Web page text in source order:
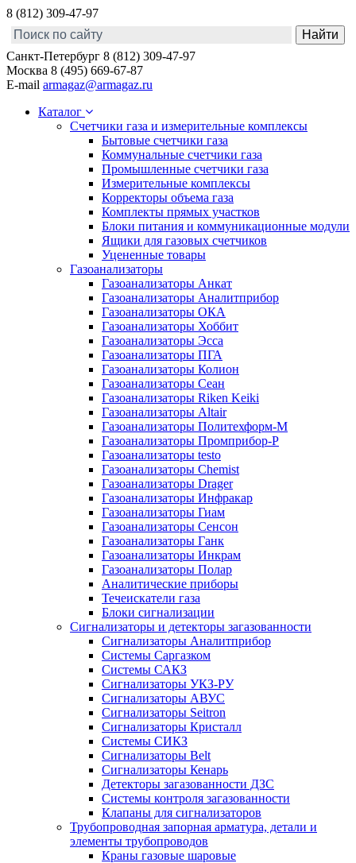
8 (812) 309-47-97
Санкт-Петербург 8 (812) 309-47-97
Москва 8 (495) 669-67-87
E-mail armagaz@armagaz.ru
Каталог
Счетчики газа и измерительные комплексы
Бытовые счетчики газа
Коммунальные счетчики газа
Промышленные счетчики газа
Измерительные комплексы
Корректоры объема газа
Комплекты прямых участков
Блоки питания и коммуникационные модули
Ящики для газовых счетчиков
Уцененные товары
Газоанализаторы
Газоанализаторы Анкат
Газоанализаторы Аналитприбор
Газоанализаторы ОКА
Газоанализаторы Хоббит
Газоанализаторы Эсса
Газоанализаторы ПГА
Газоанализаторы Колион
Газоанализаторы Сеан
Газоанализаторы Riken Keiki
Газоанализаторы Altair
Газоанализаторы Политехформ-М
Газоанализаторы Промприбор-Р
Газоанализаторы testo
Газоанализаторы Chemist
Газоанализаторы Drager
Газоанализаторы Инфракар
Газоанализаторы Гиам
Газоанализаторы Сенсон
Газоанализаторы Ганк
Газоанализаторы Инкрам
Газоанализаторы Полар
Аналитические приборы
Течеискатели газа
Блоки сигнализации
Сигнализаторы и детекторы загазованности
Сигнализаторы Аналитприбор
Системы Саргазком
Системы САКЗ
Сигнализаторы УКЗ-РУ
Сигнализаторы АВУС
Сигнализаторы Seitron
Сигнализаторы Кристалл
Системы СИКЗ
Сигнализаторы Belt
Сигнализаторы Кенарь
Детекторы загазованности ДЗС
Системы контроля загазованности
Клапаны для сигнализаторов
Трубопроводная запорная арматура, детали и
элементы трубопроводов
Краны газовые шаровые